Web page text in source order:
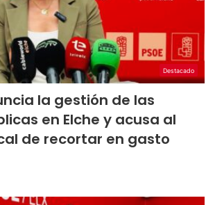
Destacado
la gestión de las
en Elche y acusa al
de recortar en gasto